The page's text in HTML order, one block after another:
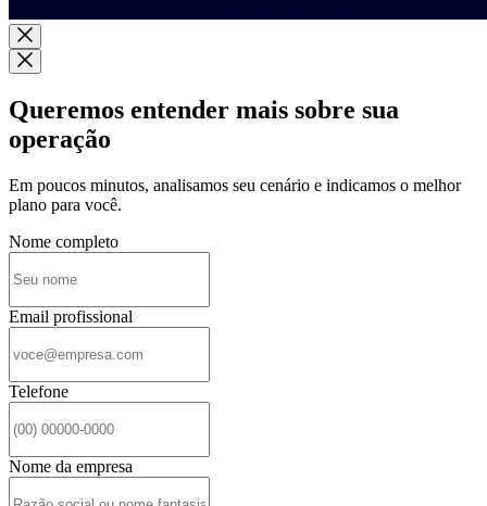
Queremos entender mais sobre sua
operação
Em poucos minutos, analisamos seu cenário e indicamos o melhor
plano para você.
Nome completo
Email profissional
Telefone
Nome da empresa